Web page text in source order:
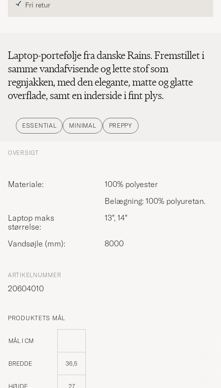
Fri retur
Laptop-portefølje fra danske Rains. Fremstillet i
samme vandafvisende og lette stof som
regnjakken, med den elegante, matte og glatte
overflade, samt en inderside i fint plys.
ESSENTIAL MINIMAL PREPPY
OVERSIGT
Materiale:
100% polyester
Belægning: 100% polyuretan.
Laptop maks
størrelse:
13”, 14”
Vandsøjle (mm): 8000
ARTIKELNUMMER
20604010
PRODUKTETS MÅL
MÅL I CM
BREDDE 36,5
HØJDE 27